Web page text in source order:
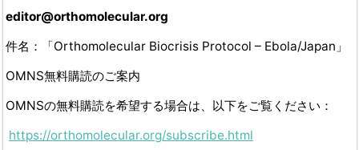
editor@orthomolecular.org
件名：「Orthomolecular Biocrisis Protocol – Ebola/Japan」
OMNS無料購読のご案内
OMNSの無料購読を希望する場合は、以下をご覧ください：
https://orthomolecular.org/subscribe.html